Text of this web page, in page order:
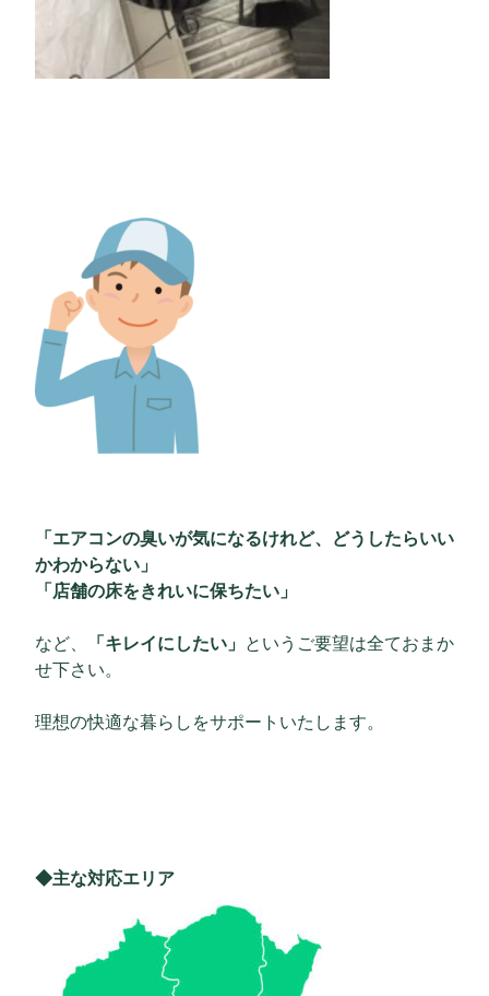
「エアコンの臭いが気になるけれど、どうしたらいい
かわからない」
「店舗の床をきれいに保ちたい」
など、 「キレイにしたい」 というご要望は全ておまか
せ下さい。
理想の快適な暮らしをサポートいたします。
◆主な対応エリア